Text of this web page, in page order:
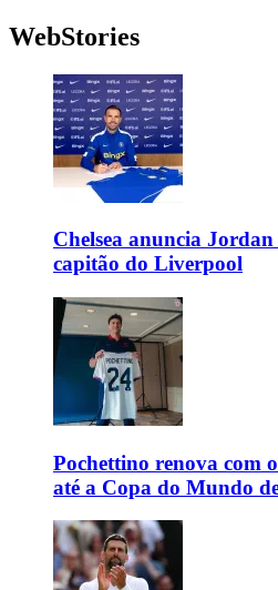
WebStories
Chelsea anuncia
capitão do Liverpool
Pochettino renova com
até a Copa do Mundo